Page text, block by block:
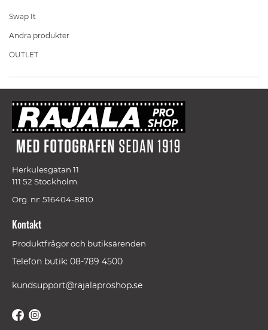
Swap It
Andra produkter
OUTLET
Herkulesgatan 11
111 52 Stockholm
Org. nr: 516404-8810
Kontakt
Produktfrågor och butiksärenden
Telefon butik: 08-789 4500
kundsupport@rajalaproshop.se